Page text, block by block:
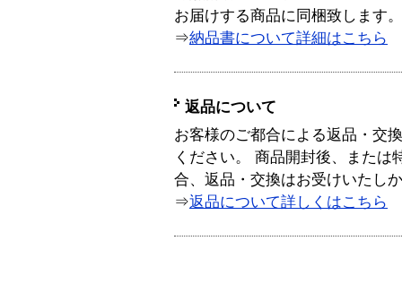
お届けする商品に同梱致します。
⇒納品書について詳細はこちら
返品について
お客様のご都合による返品・交
ください。 商品開封後、または
合、返品・交換はお受けいたし
⇒返品について詳しくはこちら